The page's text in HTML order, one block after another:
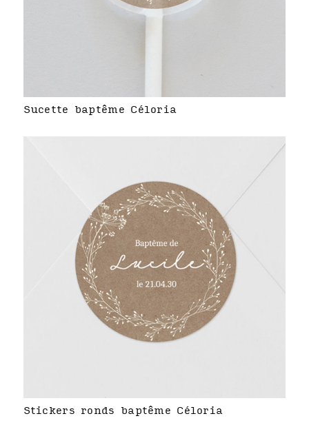
Sucette baptême Céloria
Stickers ronds baptême Céloria